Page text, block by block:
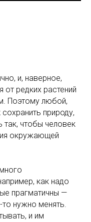
и, наверное,
от редких растений
Поэтому любой,
природу,
так, чтобы человек
окружающей
как надо
прагматичны —
нужно менять.
и им